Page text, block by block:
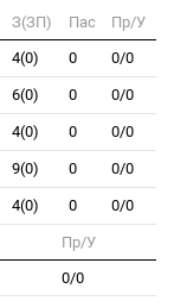
З(ЗП) Пас
Пр/У
4(0) 0 0/0
6(0) 0 0/0
4(0) 0 0/0
9(0) 0 0/0
4(0) 0 0/0
Пр/У
0/0